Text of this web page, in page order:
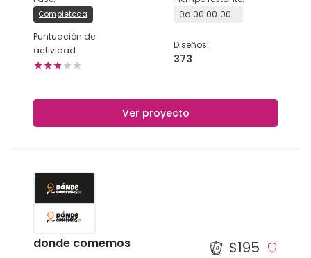
Completada
0d 00:00:00
Puntuación de
actividad:
★★★★★
Diseños:
373
Ver proyecto
donde comemos $195